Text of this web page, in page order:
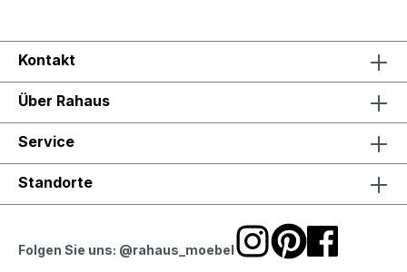
Kontakt
Über Rahaus
Service
Standorte
Folgen Sie uns: @rahaus_moebel